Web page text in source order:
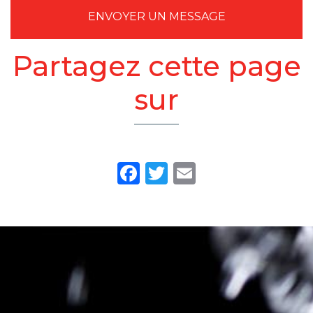
ENVOYER UN MESSAGE
Partagez cette page
sur
Facebook
Twitter